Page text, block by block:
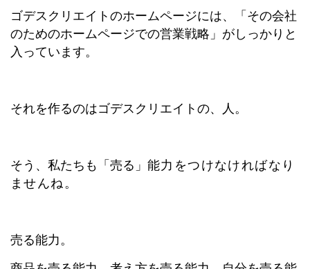
ゴデスクリエイトのホームページには、「その会社
のためのホームページでの営業戦略」がしっかりと
入っています。
それを作るのはゴデスクリエイトの、人。
そう、私たちも「売る」 能力をつけなければなり
ませんね。
売る能力。